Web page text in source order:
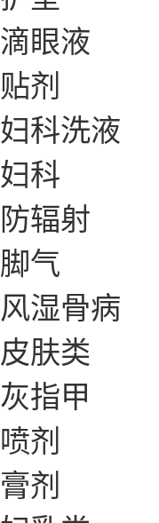
滴眼液
贴剂
妇科洗液
妇科
防辐射
脚气
风湿骨病
皮肤类
灰指甲
喷剂
膏剂